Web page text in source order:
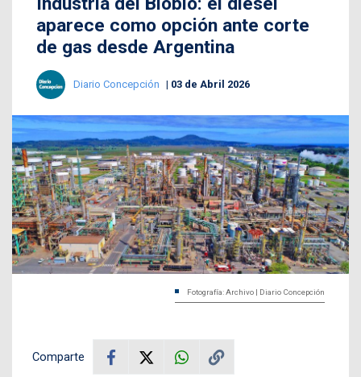
aparece como opción ante corte
de gas desde Argentina
Diario Concepción 03 de Abril 2026
Fotografía: Archivo | Diario Concepción
Comparte